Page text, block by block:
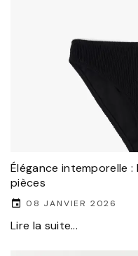
Élégance intemporelle
pièces
08 JANVIER 2026
Lire la suite...